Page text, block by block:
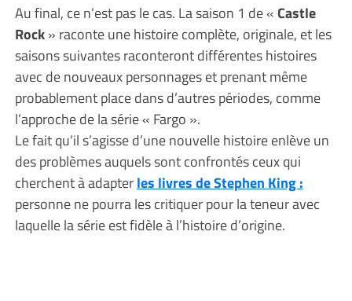
Au final, ce n’est pas le cas. La saison 1 de «Castle
Rock» raconte une histoire complète, originale, et les
saisons suivantes raconteront différentes histoires
avec de nouveaux personnages et prenant même
probablement place dans d’autres périodes, comme
l’approche de la série « Fargo ».
Le fait qu’il s’agisse d’une nouvelle histoire enlève un
des problèmes auquels sont confrontés ceux qui
cherchent à adapterles livres de Stephen King :
personne ne pourra les critiquer pour la teneur avec
laquelle la série est fidèle à l’histoire d’origine.